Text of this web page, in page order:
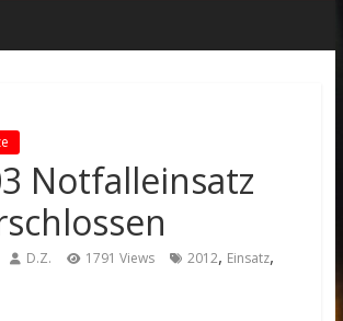
Notfalleinsatz
D.Z. 1791 Views 2012, Einsatz,